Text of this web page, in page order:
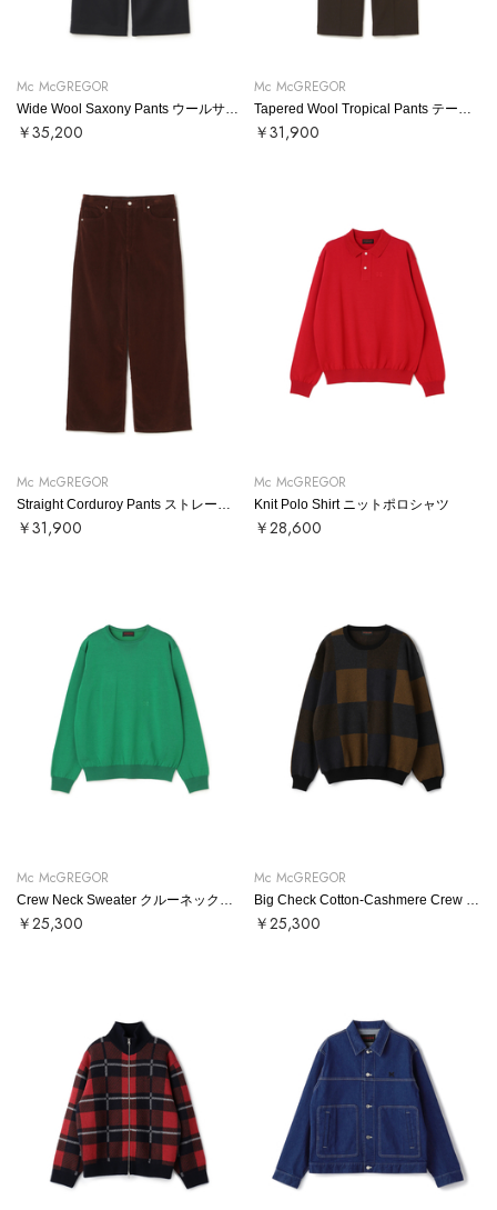
Mc McGREGOR
￥35,200
Mc McGREGOR
￥31,900
Mc McGREGOR
￥31,900
Mc McGREGOR
Knit Polo Shirt ニットポロシャツ
￥28,600
Mc McGREGOR
￥25,300
Mc McGREGOR
￥25,300